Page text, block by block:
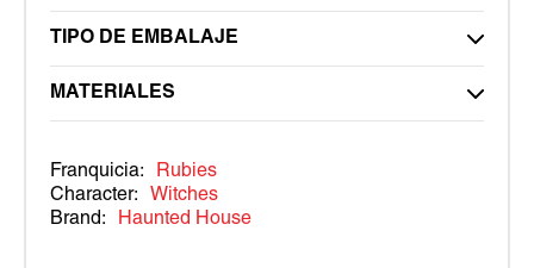
TIPO DE EMBALAJE
MATERIALES
Franquicia:
Rubies
Character:
Witches
Brand:
Haunted House